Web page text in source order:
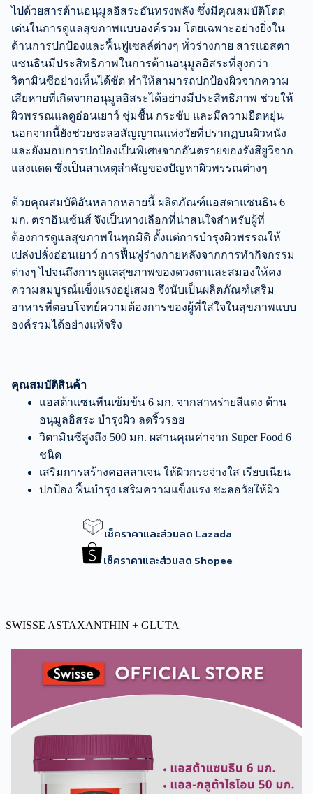
ไปด้วยสารต้านอนุมูลอิสระอันทรงพลัง ซึ่งมีคุณสมบัติโดด
เด่นในการดูแลสุขภาพแบบองค์รวม โดยเฉพาะอย่างยิ่งใน
ด้านการปกป้องและฟื้นฟูเซลล์ต่างๆ ทั่วร่างกาย สารแอสตา
แซนธินมีประสิทธิภาพในการต้านอนุมูลอิสระที่สูงกว่า
วิตามินซีอย่างเห็นได้ชัด ทำให้สามารถปกป้องผิวจากความ
เสียหายที่เกิดจากอนุมูลอิสระได้อย่างมีประสิทธิภาพ ช่วยให้
ผิวพรรณแลดูอ่อนเยาว์ ชุ่มชื้น กระชับ และมีความยืดหยุ่น
นอกจากนี้ยังช่วยชะลอสัญญาณแห่งวัยที่ปรากฏบนผิวหนัง
และยังมอบการปกป้องเป็นพิเศษจากอันตรายของรังสียูวีจาก
แสงแดด ซึ่งเป็นสาเหตุสำคัญของปัญหาผิวพรรณต่างๆ
ด้วยคุณสมบัติอันหลากหลายนี้ ผลิตภัณฑ์แอสตาแซนธิน 6
มก. ตราอินเซ้นส์ จึงเป็นทางเลือกที่น่าสนใจสำหรับผู้ที่
ต้องการดูแลสุขภาพในทุกมิติ ตั้งแต่การบำรุงผิวพรรณให้
เปล่งปลั่งอ่อนเยาว์ การฟื้นฟูร่างกายหลังจากการทำกิจกรรม
ต่างๆ ไปจนถึงการดูแลสุขภาพของดวงตาและสมองให้คง
ความสมบูรณ์แข็งแรงอยู่เสมอ จึงนับเป็นผลิตภัณฑ์เสริม
อาหารที่ตอบโจทย์ความต้องการของผู้ที่ใส่ใจในสุขภาพแบบ
องค์รวมได้อย่างแท้จริง
คุณสมบัติสินค้า
แอสต้าแซนทีนเข้มข้น 6 มก. จากสาหร่ายสีแดง ต้าน
อนุมูลอิสระ บำรุงผิว ลดริ้วรอย
วิตามินซีสูงถึง 500 มก. ผสานคุณค่าจาก Super Food 6
ชนิด
เสริมการสร้างคอลลาเจน ให้ผิวกระจ่างใส เรียบเนียน
ปกป้อง ฟื้นบำรุง เสริมความแข็งแรง ชะลอวัยให้ผิว
เช็คราคาและส่วนลด Lazada
เช็คราคาและส่วนลด Shopee
SWISSE ASTAXANTHIN + GLUTA